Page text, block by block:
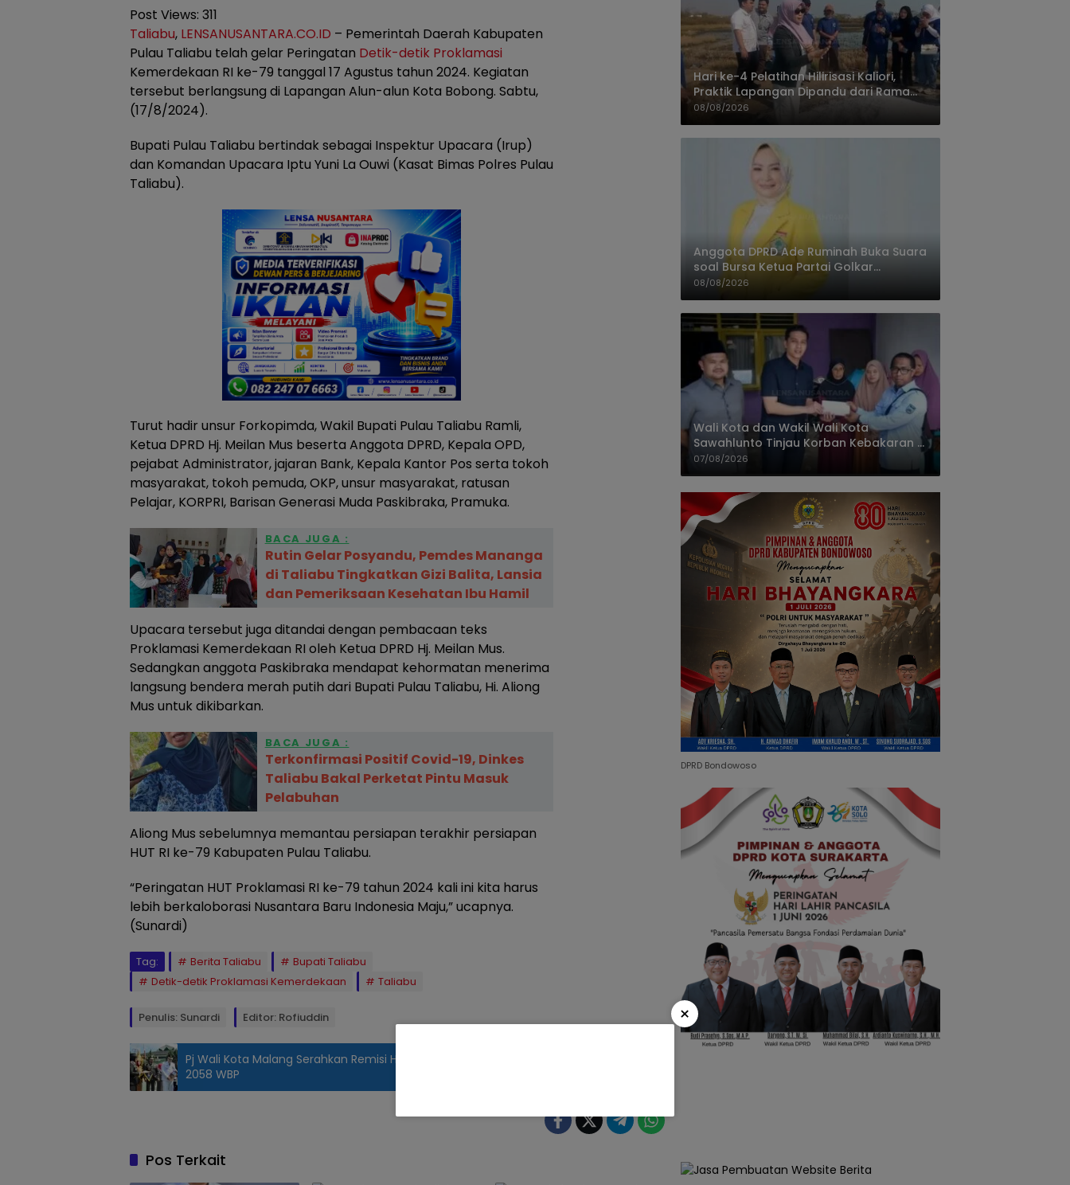
Post Views: 311
Taliabu, LENSANUSANTARA.CO.ID – Pemerintah Daerah Kabupaten
Pulau Taliabu telah gelar Peringatan Detik-detik Proklamasi
Kemerdekaan RI ke-79 tanggal 17 Agustus tahun 2024. Kegiatan
tersebut berlangsung di Lapangan Alun-alun Kota Bobong. Sabtu,
(17/8/2024).
Bupati Pulau Taliabu bertindak sebagai Inspektur Upacara (Irup)
dan Komandan Upacara Iptu Yuni La Ouwi (Kasat Bimas Polres Pulau
Taliabu).
Turut hadir unsur Forkopimda, Wakil Bupati Pulau Taliabu Ramli,
Ketua DPRD Hj. Meilan Mus beserta Anggota DPRD, Kepala OPD,
pejabat Administrator, jajaran Bank, Kepala Kantor Pos serta tokoh
masyarakat, tokoh pemuda, OKP, unsur masyarakat, ratusan
Pelajar, KORPRI, Barisan Generasi Muda Paskibraka, Pramuka.
BACA JUGA :
Rutin Gelar Posyandu, Pemdes Mananga
di Taliabu Tingkatkan Gizi Balita, Lansia
dan Pemeriksaan Kesehatan Ibu Hamil
Upacara tersebut juga ditandai dengan pembacaan teks
Proklamasi Kemerdekaan RI oleh Ketua DPRD Hj. Meilan Mus.
Sedangkan anggota Paskibraka mendapat kehormatan menerima
langsung bendera merah putih dari Bupati Pulau Taliabu, Hi. Aliong
Mus untuk dikibarkan.
BACA JUGA :
Terkonfirmasi Positif Covid-19, Dinkes
Taliabu Bakal Perketat Pintu Masuk
Pelabuhan
Aliong Mus sebelumnya memantau persiapan terakhir persiapan
HUT RI ke-79 Kabupaten Pulau Taliabu.
“Peringatan HUT Proklamasi RI ke-79 tahun 2024 kali ini kita harus
lebih berkaloborasi Nusantara Baru Indonesia Maju,” ucapnya.
(Sunardi)
Tag: Berita Taliabu
Bupati Taliabu
Detik-detik Proklamasi Kemerdekaan
Taliabu
Penulis: Sunardi Editor: Rofiuddin
bendera
Pj Wali Kota Malang Serahkan Remisi HUT Ke-79 Kepada
2058 WBP
Pos Terkait
Hari ke-4 Pelatihan Hilirisasi Kaliori,
Praktik Lapangan Dipandu dari Rama
Shinta Cirebon
08/08/2026
Anggota DPRD Ade Ruminah Buka Suara
soal Bursa Ketua Partai Golkar
Pangandaran
08/08/2026
Wali Kota dan Wakil Wali Kota
Sawahlunto Tinjau Korban Kebakaran di
Sikalang, Pastikan Bantuan dan Perkuat
Mitigasi Bencana
07/08/2026
DPRD Bondowoso
×